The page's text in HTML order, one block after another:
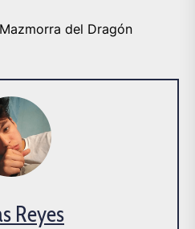
del Dragón
Reyes